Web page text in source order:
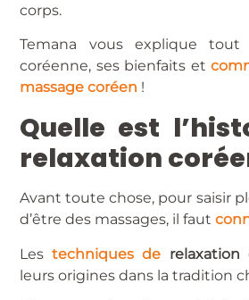
corps.
Temana vous explique tout
coréenne, ses bienfaits et
massage coréen !
Quelle est
relaxation
Avant toute chose, pour saisir
d’être des massages, il faut
Lestechniques de relaxation
leurs origines dans la tradition